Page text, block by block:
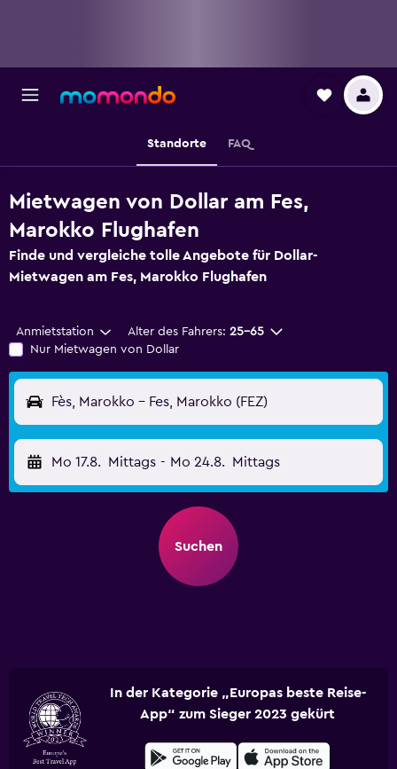
Standorte FAQ
Mietwagen von Dollar am Fes,
Marokko Flughafen
Finde und vergleiche tolle Angebote für Dollar-
Mietwagen am Fes, Marokko Flughafen
Anmietstation Alter des Fahrers: 25-65
Nur Mietwagen von Dollar
Fès, Marokko - Fes, Marokko (FEZ)
Mo 17.8. Mittags - Mo 24.8. Mittags
Suchen
In der Kategorie „Europas beste Reise-
App“ zum Sieger 2023 gekürt